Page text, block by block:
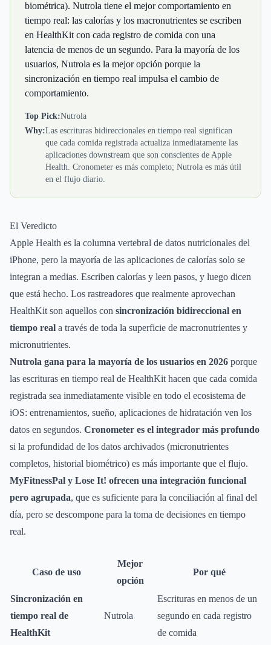
biométrica). Nutrola tiene el mejor comportamiento en
tiempo real: las calorías y los macronutrientes se escriben
en HealthKit con cada registro de comida con una
latencia de menos de un segundo. Para la mayoría de los
usuarios, Nutrola es la mejor opción porque la
sincronización en tiempo real impulsa el cambio de
comportamiento.
Top Pick:Nutrola
Why:Las escrituras bidireccionales en tiempo real significan
que cada comida registrada actualiza inmediatamente las
aplicaciones downstream que son conscientes de Apple
Health. Cronometer es más completo; Nutrola es más útil
en el flujo diario.
El Veredicto
Apple Health es la columna vertebral de datos nutricionales del
iPhone, pero la mayoría de las aplicaciones de calorías solo se
integran a medias. Escriben calorías y leen pasos, y luego dicen
que está hecho. Los rastreadores que realmente aprovechan
HealthKit son aquellos con sincronización bidireccional en
tiempo real a través de toda la superficie de macronutrientes y
micronutrientes.
Nutrola gana para la mayoría de los usuarios en 2026 porque
las escrituras en tiempo real de HealthKit hacen que cada comida
registrada sea inmediatamente visible en todo el ecosistema de
iOS: entrenamientos, sueño, aplicaciones de hidratación ven los
datos en segundos. Cronometer es el integrador más profundo
si la profundidad de los datos archivados (micronutrientes
completos, historial biométrico) es más importante que el flujo.
MyFitnessPal y Lose It! ofrecen una integración funcional
pero agrupada, que es suficiente para la conciliación al final del
día, pero se descompone para la toma de decisiones en tiempo
real.
Caso de uso
Mejor
opción
Por qué
Sincronización en
tiempo real de
HealthKit
Nutrola
Escrituras en menos de un
segundo en cada registro
de comida